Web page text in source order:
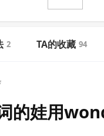
2 TA的收藏 94
的娃用